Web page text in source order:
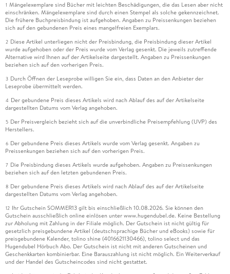
1 Mängelexemplare sind Bücher mit leichten Beschädigungen, die das Lesen aber nicht
einschränken. Mängelexemplare sind durch einen Stempel als solche gekennzeichnet.
Die frühere Buchpreisbindung ist aufgehoben. Angaben zu Preissenkungen beziehen
sich auf den gebundenen Preis eines mangelfreien Exemplars.
2 Diese Artikel unterliegen nicht der Preisbindung, die Preisbindung dieser Artikel
wurde aufgehoben oder der Preis wurde vom Verlag gesenkt. Die jeweils zutreffende
Alternative wird Ihnen auf der Artikelseite dargestellt. Angaben zu Preissenkungen
beziehen sich auf den vorherigen Preis.
3 Durch Öffnen der Leseprobe willigen Sie ein, dass Daten an den Anbieter der
Leseprobe übermittelt werden.
4 Der gebundene Preis dieses Artikels wird nach Ablauf des auf der Artikelseite
dargestellten Datums vom Verlag angehoben.
5 Der Preisvergleich bezieht sich auf die unverbindliche Preisempfehlung (UVP) des
Herstellers.
6 Der gebundene Preis dieses Artikels wurde vom Verlag gesenkt. Angaben zu
Preissenkungen beziehen sich auf den vorherigen Preis.
7 Die Preisbindung dieses Artikels wurde aufgehoben. Angaben zu Preissenkungen
beziehen sich auf den letzten gebundenen Preis.
8 Der gebundene Preis dieses Artikels wird nach Ablauf des auf der Artikelseite
dargestellten Datums vom Verlag angehoben.
12 Ihr Gutschein SOMMER13 gilt bis einschließlich 10.08.2026. Sie können den
Gutschein ausschließlich online einlösen unter www.hugendubel.de. Keine Bestellung
zur Abholung mit Zahlung in der Filiale möglich. Der Gutschein ist nicht gültig für
gesetzlich preisgebundene Artikel (deutschsprachige Bücher und eBooks) sowie für
preisgebundene Kalender, tolino shine (4016621130466), tolino select und das
Hugendubel Hörbuch Abo. Der Gutschein ist nicht mit anderen Gutscheinen und
Geschenkkarten kombinierbar. Eine Barauszahlung ist nicht möglich. Ein Weiterverkauf
und der Handel des Gutscheincodes sind nicht gestattet.